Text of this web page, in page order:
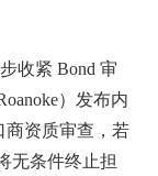
收紧 Bond 审
）发布内
商资质审查，若
无条件终止担